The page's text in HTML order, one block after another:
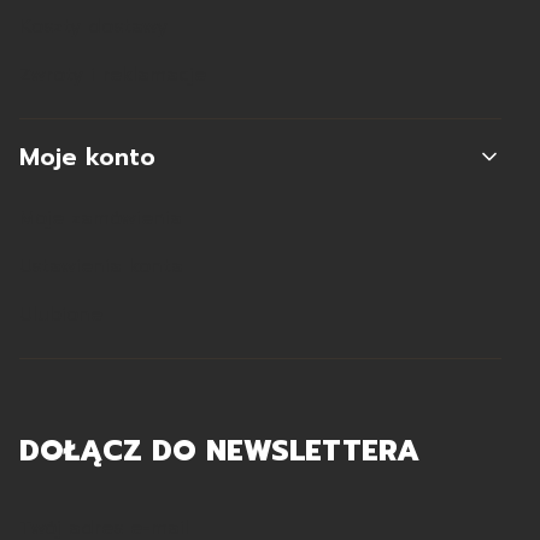
Moje konto
DOŁĄCZ DO NEWSLETTERA